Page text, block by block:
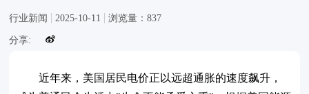
行业新闻 2025-10-11 浏览量：837
分享:
近年来，美国居民电价正以远超通胀的速度飙升，